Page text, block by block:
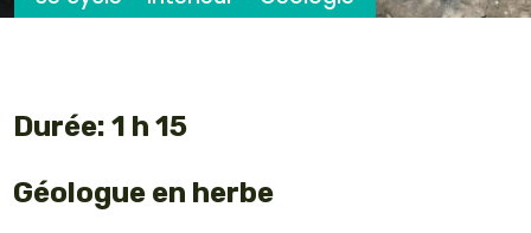
Durée: 1 h 15
Géologue en herbe